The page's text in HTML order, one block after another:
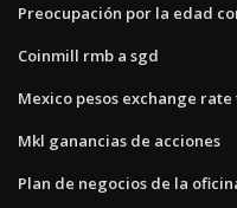
Preocupación por la edad
Coinmill rmb a sgd
Mexico pesos exchange
Mkl ganancias de acciones
Plan de negocios de la